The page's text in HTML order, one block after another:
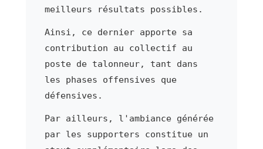
meilleurs résultats possibles.
Ainsi, ce dernier apporte sa
contribution au collectif au
poste de talonneur, tant dans
les phases offensives que
défensives.
Par ailleurs, l'ambiance générée
par les supporters constitue un